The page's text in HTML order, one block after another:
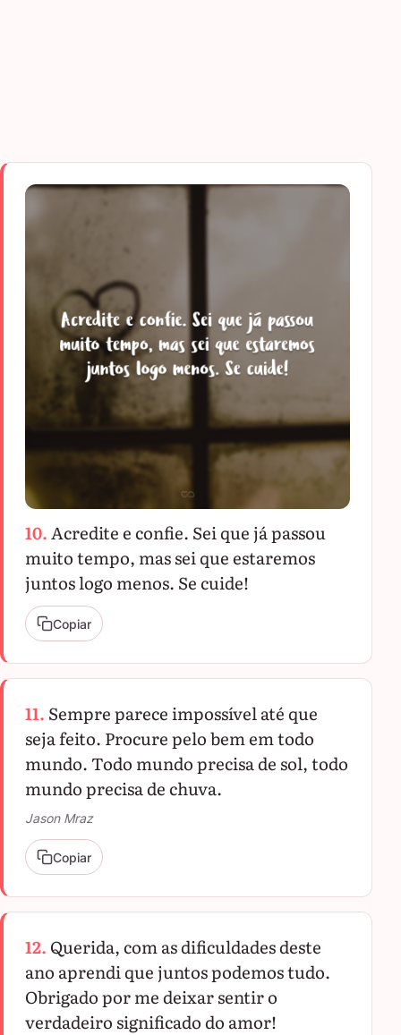
10.Acredite e confie. Sei que já passou
muito tempo, mas sei que estaremos
juntos logo menos. Se cuide!
Copiar
11. Sempre parece impossível até que
seja feito. Procure pelo bem em todo
mundo. Todo mundo precisa de sol, todo
mundo precisa de chuva.
Jason Mraz
Copiar
12. Querida, com as dificuldades deste
ano aprendi que juntos podemos tudo.
Obrigado por me deixar sentir o
verdadeiro significado do amor!